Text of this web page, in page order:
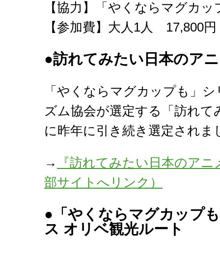
【協力】「やくならマグカ
【参加費】大人1人 17,800円
●訪れてみたい日本のア
「やくならマグカップも」
ズム協会が選定する「訪れ
に昨年に引き続き選定されま
→
『訪れてみたい日本のア
部サイトへリンク）
● 「やくならマグカップ
ス オリベ観光ルート